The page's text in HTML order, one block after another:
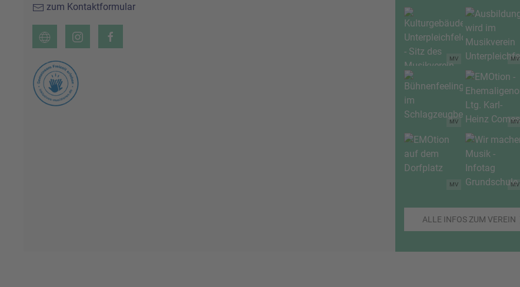
zum Kontaktformular
MV MV
MV MV
MV MV
ALLE INFOS ZUM VEREIN